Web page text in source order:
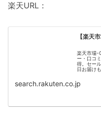
楽天URL：
【楽天
楽天市場-
ー・口コ
得。セー
日お届け
search.rakuten.co.jp